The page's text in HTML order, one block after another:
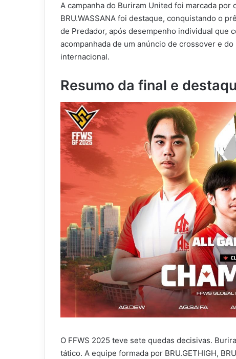
A campanha do Buriram United foi marcada
BRU.WASSANA foi destaque, conquistando o
de Predador, após desempenho individual que
acompanhada de um anúncio de crossover e
internacional.
Resumo da final e
O FFWS 2025 teve sete quedas decisivas.
tático. A equipe formada por BRU.GETHIGH,